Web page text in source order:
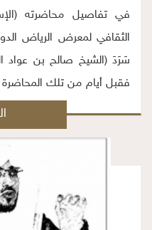
في تفاصيل محاضرته
سَرَدَ (الشيخ صالح بن عواد
فقبل أيام من تلك المحاضرة
بطاقته المصرفية؛ ولأنّ
مكتبه كان غائبًا، قَادَه